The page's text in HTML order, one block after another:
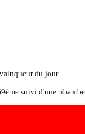
du jour.
suivi d'une